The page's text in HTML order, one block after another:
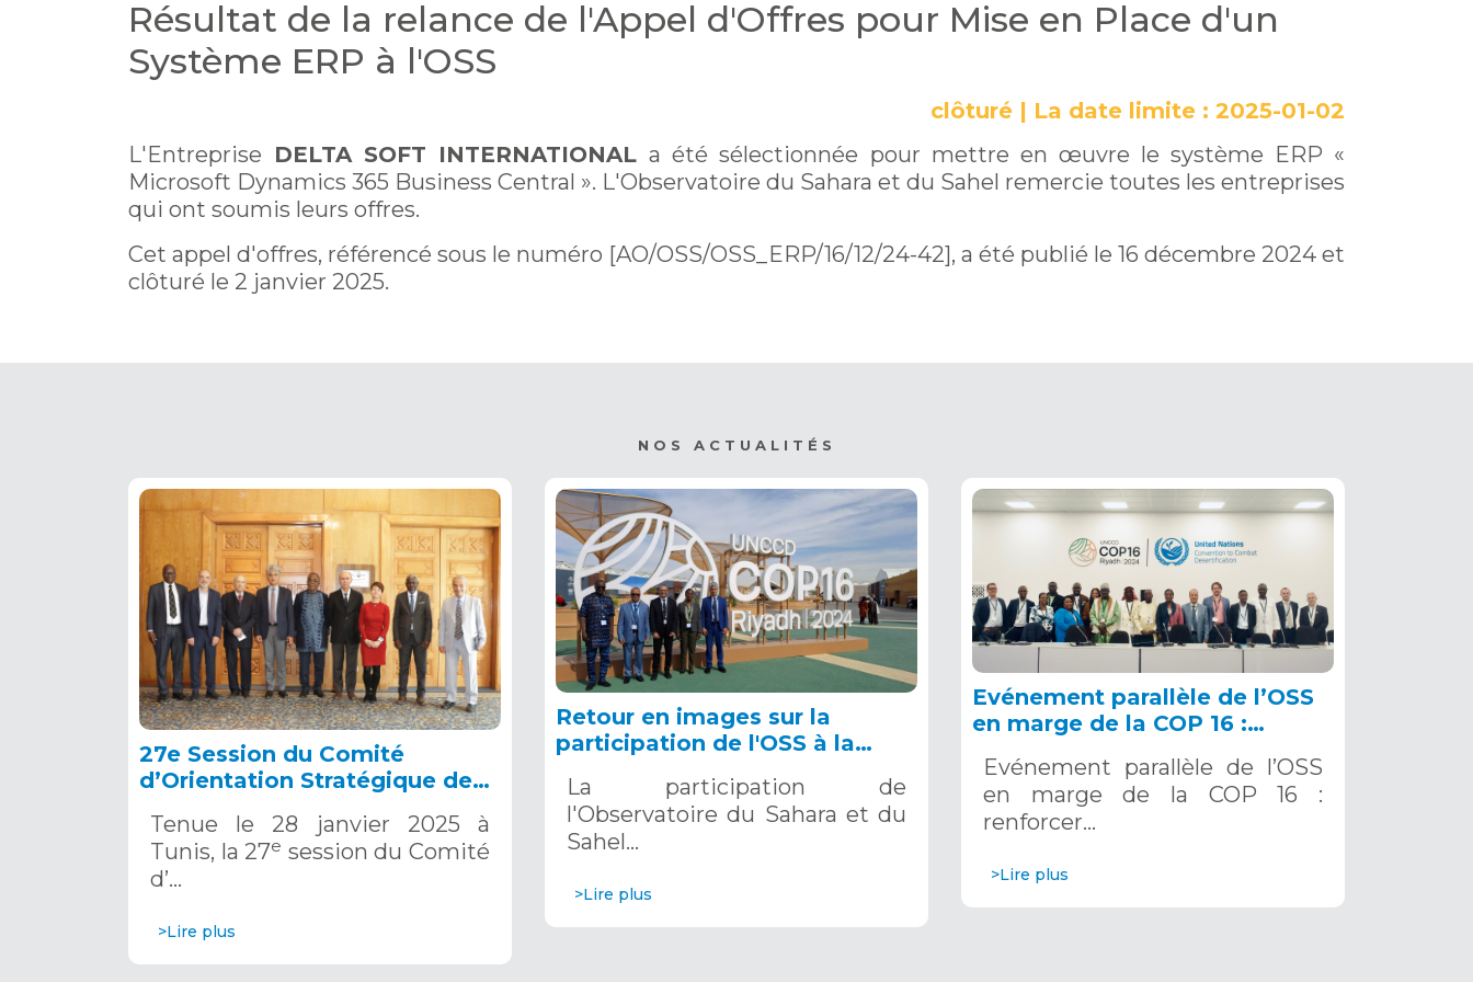
Résultat de la relance de l'Appel d'Offres pour Mise en Place d'un
Système ERP à l'OSS
clôturé | La date limite : 2025-01-02
L'Entreprise DELTA SOFT INTERNATIONALa été sélectionnée pour mettre en œuvre le système ERP «
Microsoft Dynamics 365 Business Central ». L'Observatoire du Sahara et du Sahel remercie toutes les entreprises
qui ont soumis leurs offres.
Cet appel d'offres, référencé sous le numéro [AO/OSS/OSS_ERP/16/12/24-42], a été publié le 16 décembre 2024 et
clôturé le 2 janvier 2025.
NOS ACTUALITÉS
27e Session du Comité
d’Orientation Stratégique de
Tenue le 28 janvier 2025 à
Tunis, la 27e session du Comité
d’…
>Lire plus
Retour en images sur la
participation de l'OSS à la
2024 à Riyad, en Arabie
Saoudite
La participation de
l'Observatoire du Sahara et du
Sahel…
>Lire plus
Evénement parallèle de l’OSS
en marge de la COP 16 :
grâce aux Systèmes d’Alerte
Précoce Multirisques. 12
décembre 2024
Evénement parallèle de l’OSS
en marge de la COP 16 :
renforcer…
>Lire plus